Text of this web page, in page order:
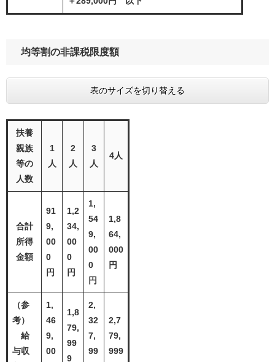
均等割の非課税限度額
表のサイズを切り替える
扶養
親族
等の
人数
1
人
2
人
3
人
4人
合計
所得
金額
91
9,
00
0
円
1,2
34,
00
0
円
1,
54
9,
00
0
円
1,8
64,
000
円
（参
考）
給
与収
1,
46
9,
00
1,8
79,
99
9
2,
32
7,
99
2,7
79,
999